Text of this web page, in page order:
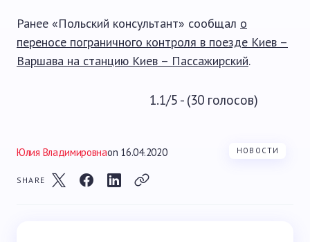
Ранее «Польский консультант» сообщал о
переносе пограничного контроля в поезде Киев –
Варшава на станцию Киев – Пассажирский.
1.1/5 - (30 голосов)
Юлия Владимировнаon 16.04.2020 НОВОСТИ
SHARE